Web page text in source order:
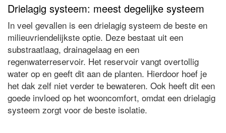
Drielagig systeem: meest degelijke systeem
In veel gevallen is een drielagig systeem de beste en
milieuvriendelijkste optie. Deze bestaat uit een
substraatlaag, drainagelaag en een
regenwaterreservoir. Het reservoir vangt overtollig
water op en geeft dit aan de planten. Hierdoor hoef je
het dak zelf niet verder te bewateren. Ook heeft dit een
goede invloed op het wooncomfort, omdat een drielagig
systeem zorgt voor de beste isolatie.